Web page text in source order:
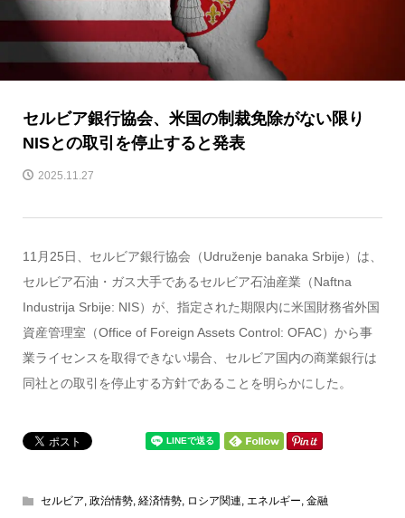
セルビア銀行協会、米国の制裁免除がない限り
NISとの取引を停止すると発表
2025.11.27
11月25日、セルビア銀行協会（Udruženje banaka Srbije）は、
セルビア石油・ガス大手であるセルビア石油産業（Naftna
Industrija Srbije: NIS）が、指定された期限内に米国財務省外国
資産管理室（Office of Foreign Assets Control: OFAC）から事
業ライセンスを取得できない場合、セルビア国内の商業銀行は
同社との取引を停止する方針であることを明らかにした。
セルビア 政治情勢, 経済情勢, ロシア関連 エネルギー 金融